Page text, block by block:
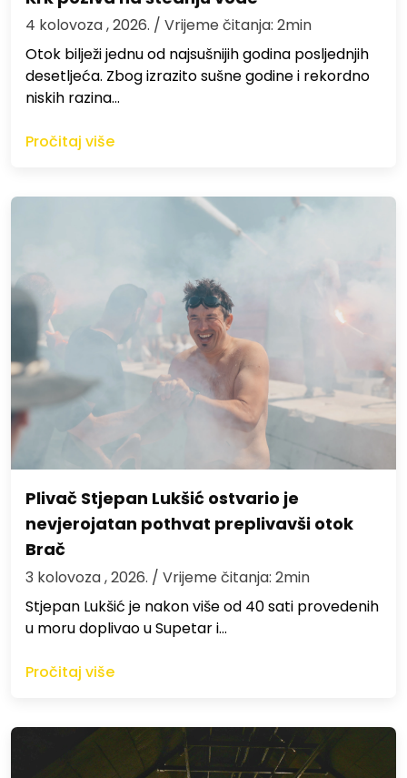
4 kolovoza , 2026. / Vrijeme čitanja: 2min
Otok bilježi jednu od najsušnijih godina posljednjih
desetljeća. Zbog izrazito sušne godine i rekordno
niskih razina…
Pročitaj više
Plivač Stjepan Lukšić ostvario je
nevjerojatan pothvat preplivavši otok
Brač
3 kolovoza , 2026. / Vrijeme čitanja: 2min
St​jepan Lukšić je nakon više od 40 sati provedenih
u moru doplivao u Supetar i…
Pročitaj više